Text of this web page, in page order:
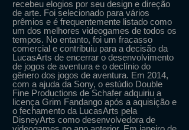
recebeu elogios por seu design e direção
de arte. Foi selecionado para vários
prêmios e é frequentemente listado como
um dos melhores videogames de todos os
tempos. No entanto, foi um fracasso
comercial e contribuiu para a decisão da
LucasArts de encerrar o desenvolvimento
de jogos de aventura e o declínio do
gênero dos jogos de aventura. Em 2014,
com a ajuda da Sony, o estúdio Double
Fine Productions de Schafer adquiriu a
licença Grim Fandango após a aquisição e
o fechamento da LucasArts pela
DisneyArts como desenvolvedora de